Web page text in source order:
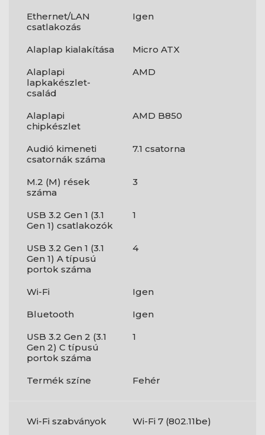
Ethernet/LAN
csatlakozás
Igen
Alaplap kialakítása
Micro ATX
Alaplapi
lapkakészlet-
család
AMD
Alaplapi
chipkészlet
AMD B850
Audió kimeneti
csatornák száma
7.1 csatorna
M.2 (M) rések
száma
3
USB 3.2 Gen 1 (3.1
Gen 1) csatlakozók
1
USB 3.2 Gen 1 (3.1
Gen 1) A típusú
portok száma
4
Wi-Fi
Igen
Bluetooth
Igen
USB 3.2 Gen 2 (3.1
Gen 2) C típusú
portok száma
1
Termék színe Fehér
Wi-Fi szabványok Wi-Fi 7 (802.11be)